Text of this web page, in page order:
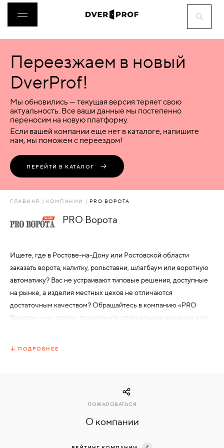
ДВЕРИ
ФУРНИТУРА
ВОРОТА
ПЕРЕГОРОДКИ
АКСЕССУАРЫ
СКУД
И
ДОМ"
Переезжаем в новый
DverProf!
Мы обновились — текущая версия теряет свою
актуальность. Все ваши данные мы постепенно
переносим на новую платформу.
Если вашей компании еще нет в каталоге, напишите
нам, мы поможем с переездом!
ПЕРЕЙТИ В КАТАЛОГ
ГЛАВНАЯ КОМПАНИИ PRO ВОРОТА
PRO Ворота
Ищете, где в Ростове-на-Дону или Ростовской области
заказать ворота, калитку, рольставни, шлагбаум или воротную
автоматику? Вас не устраивают типовые решения, доступные
на рынке, а изделия местных цехов не отличаются
достаточным качеством? Обращайтесь в компанию «PRO
Ворота» — мы готовы предложить оптимальное решение для
производством, предлагаем услуги монтажа, наладки и
сервисного обслуживания, а также являемся официальными
представителями целого ряда известных европейских
ПОДРОБНЕЕ
О компании
ПОЖАЛОВАТЬСЯ